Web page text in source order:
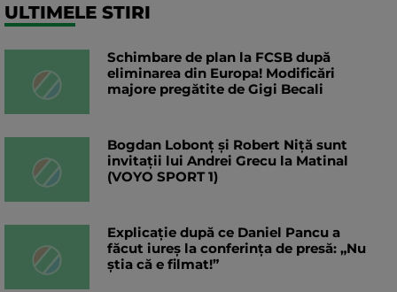
ULTIMELE STIRI
Schimbare de plan la FCSB după
eliminarea din Europa! Modificări
majore pregătite de Gigi Becali
Bogdan Lobonț și Robert Niță sunt
invitații lui Andrei Grecu la Matinal
(VOYO SPORT 1)
Explicație după ce Daniel Pancu a
făcut iureș la conferința de presă: „Nu
știa că e filmat!”